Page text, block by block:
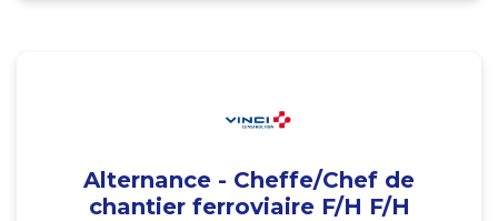
Alternance - Cheffe/Chef de
chantier ferroviaire F/H F/H